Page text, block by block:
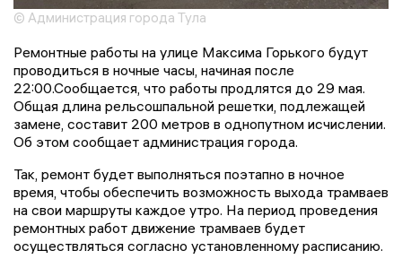
© Администрация города Тула
Ремонтные работы на улице Максима Горького будут
проводиться в ночные часы, начиная после
22:00.Сообщается, что работы продлятся до 29 мая.
Общая длина рельсошпальной решетки, подлежащей
замене, составит 200 метров в однопутном исчислении.
Об этом сообщает администрация города.
Так, ремонт будет выполняться поэтапно в ночное
время, чтобы обеспечить возможность выхода трамваев
на свои маршруты каждое утро. На период проведения
ремонтных работ движение трамваев будет
осуществляться согласно установленному расписанию.